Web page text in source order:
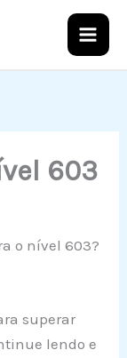
603
o nível 603?
superar
lendo e